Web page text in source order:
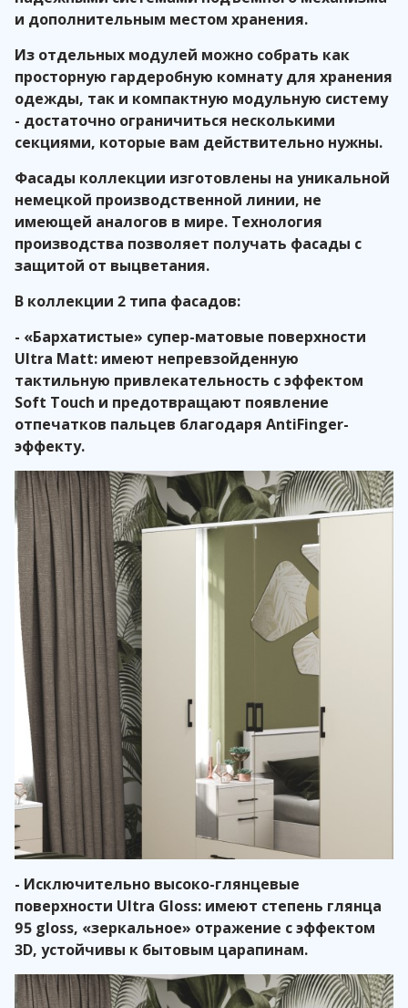
и дополнительным местом хранения.
Из отдельных модулей можно собрать как
просторную гардеробную комнату для хранения
одежды, так и компактную модульную систему
- достаточно ограничиться несколькими
секциями, которые вам действительно нужны.
Фасады коллекции изготовлены на уникальной
немецкой производственной линии, не
имеющей аналогов в мире. Технология
производства позволяет получать фасады с
защитой от выцветания.
В коллекции 2 типа фасадов:
- «Бархатистые» супер-матовые поверхности
Ultra Matt: имеют непревзойденную
тактильную привлекательность с эффектом
Soft Touch и предотвращают появление
отпечатков пальцев благодаря AntiFinger-
эффекту.
- Исключительно высоко-глянцевые
поверхности Ultra Gloss: имеют степень глянца
95 gloss, «зеркальное» отражение с эффектом
3D, устойчивы к бытовым царапинам.